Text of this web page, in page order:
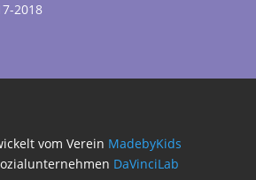
2018
vom Verein MadebyKids
DaVinciLab